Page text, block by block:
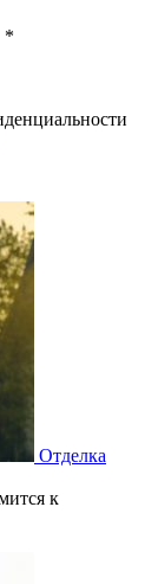
*
Отделка
к